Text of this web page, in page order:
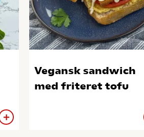
Vegansk sandwich
med friteret tofu